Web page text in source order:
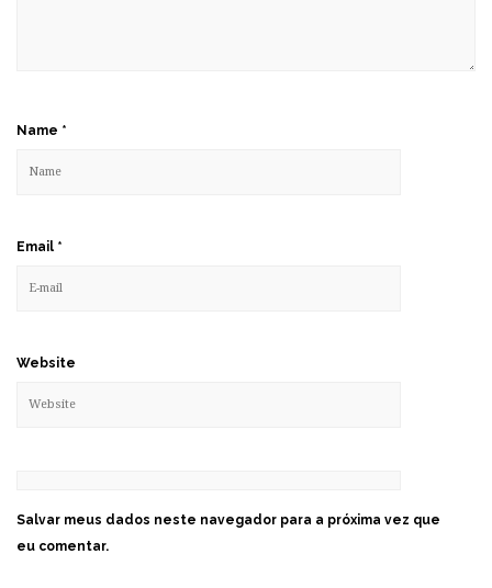
Name *
Email *
Website
Salvar meus dados neste navegador para a próxima vez que
eu comentar.